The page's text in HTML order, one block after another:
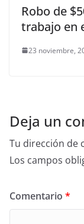
Robo de
trabajo en
23 noviembre,
Deja un
Tu dirección de
Los campos
Comentario *